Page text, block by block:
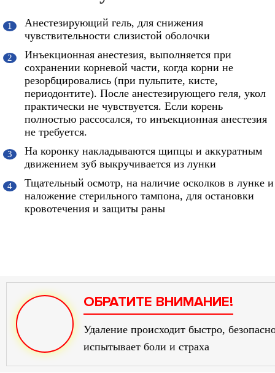
Анестезирующий гель, для снижения
чувствительности слизистой оболочки
Инъекционная анестезия, выполняется при
сохранении корневой части, когда корни не
резорбцировались (при пульпите, кисте,
периодонтите). После анестезирующего геля, укол
практически не чувствуется. Если корень
полностью рассосался, то инъекционная анестезия
не требуется.
На коронку накладываются щипцы и аккуратным
движением зуб выкручивается из лунки
Тщательный осмотр, на наличие осколков в лунке и
наложение стерильного тампона, для остановки
кровотечения и защиты раны
Удаление происходит быстро,
испытывает боли и страха